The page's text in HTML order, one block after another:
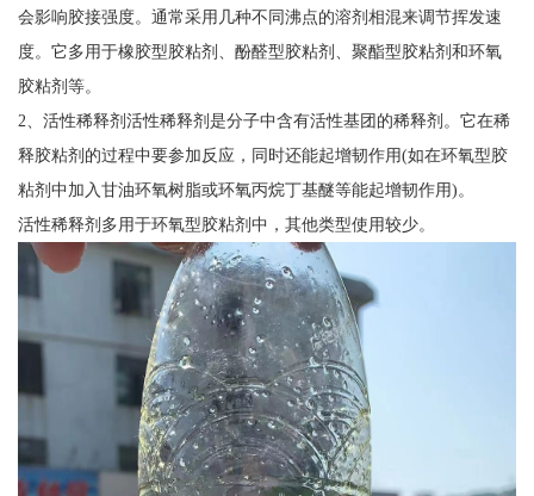
会影响胶接强度。通常采用几种不同沸点的溶剂相混来调节挥发速
度。它多用于橡胶型胶粘剂、酚醛型胶粘剂、聚酯型胶粘剂和环氧
胶粘剂等。
2、活性稀释剂活性稀释剂是分子中含有活性基团的稀释剂。它在稀
释胶粘剂的过程中要参加反应，同时还能起增韧作用(如在环氧型胶
粘剂中加入甘油环氧树脂或环氧丙烷丁基醚等能起增韧作用)。
活性稀释剂多用于环氧型胶粘剂中，其他类型使用较少。